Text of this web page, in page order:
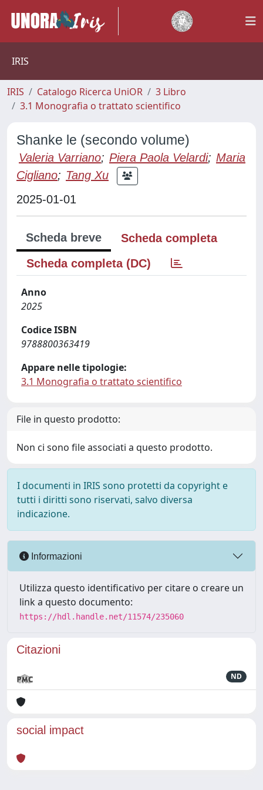
IRIS
IRIS Catalogo Ricerca UniOR
3 Libro
3.1 Monografia o trattato scientifico
Shanke le (secondo volume)
Valeria Varriano; Piera Paola Velardi; Maria
Cigliano; Tang Xu
2025-01-01
Scheda breve
Scheda completa
Scheda completa (DC)
Anno
2025
Codice ISBN
9788800363419
Appare nelle tipologie:
3.1 Monografia o trattato scientifico
File in questo prodotto:
Non ci sono file associati a questo prodotto.
I documenti in IRIS sono protetti da copyright e
tutti i diritti sono riservati, salvo diversa
indicazione.
Informazioni
Utilizza questo identificativo per citare o creare un
link a questo documento:
https://hdl.handle.net/11574/235060
Citazioni
ND
social impact